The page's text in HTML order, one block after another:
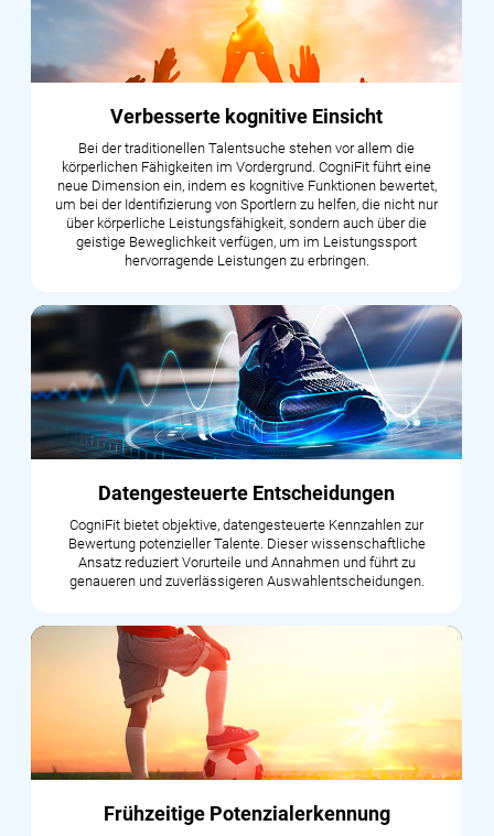
Verbesserte kognitive Einsicht
Bei der traditionellen Talentsuche stehen vor allem die
körperlichen Fähigkeiten im Vordergrund. CogniFit führt eine
neue Dimension ein, indem es kognitive Funktionen bewertet,
um bei der Identifizierung von Sportlern zu helfen, die nicht nur
über körperliche Leistungsfähigkeit, sondern auch über die
geistige Beweglichkeit verfügen, um im Leistungssport
hervorragende Leistungen zu erbringen.
Datengesteuerte Entscheidungen
CogniFit bietet objektive, datengesteuerte Kennzahlen zur
Bewertung potenzieller Talente. Dieser wissenschaftliche
Ansatz reduziert Vorurteile und Annahmen und führt zu
genaueren und zuverlässigeren Auswahlentscheidungen.
Frühzeitige Potenzialerkennung